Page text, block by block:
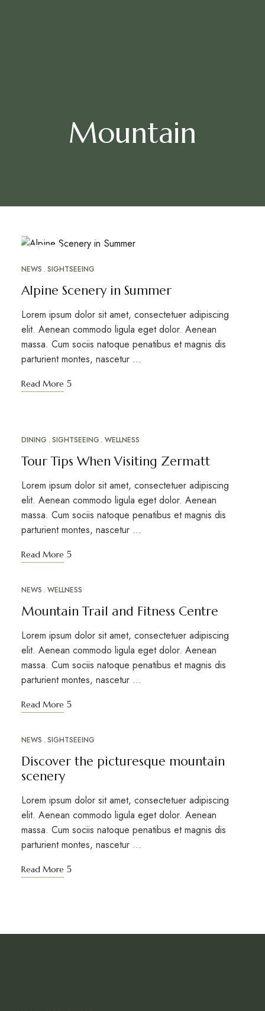
Mountain
16
NEWS SIGHTSEEING
Alpine Scenery in Summer
Lorem ipsum dolor sit amet, consectetuer adipiscing
elit. Aenean commodo ligula eget dolor. Aenean
massa. Cum sociis natoque penatibus et magnis dis
parturient montes, nascetur …
Read More
MAR
DINING SIGHTSEEING WELLNESS
Tour Tips When Visiting Zermatt
Lorem ipsum dolor sit amet, consectetuer adipiscing
elit. Aenean commodo ligula eget dolor. Aenean
massa. Cum sociis natoque penatibus et magnis dis
parturient montes, nascetur …
Read More
MAR
NEWS WELLNESS
Mountain Trail and Fitness Centre
Lorem ipsum dolor sit amet, consectetuer adipiscing
elit. Aenean commodo ligula eget dolor. Aenean
massa. Cum sociis natoque penatibus et magnis dis
parturient montes, nascetur …
Read More
MAR
NEWS SIGHTSEEING
Discover the picturesque mountain
scenery
Lorem ipsum dolor sit amet, consectetuer adipiscing
elit. Aenean commodo ligula eget dolor. Aenean
massa. Cum sociis natoque penatibus et magnis dis
parturient montes, nascetur …
Read More